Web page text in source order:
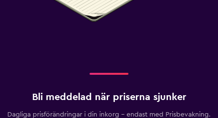
Bli meddelad när priserna sjunker
Dagliga prisförändringar i din inkorg – endast med Prisbevakning.